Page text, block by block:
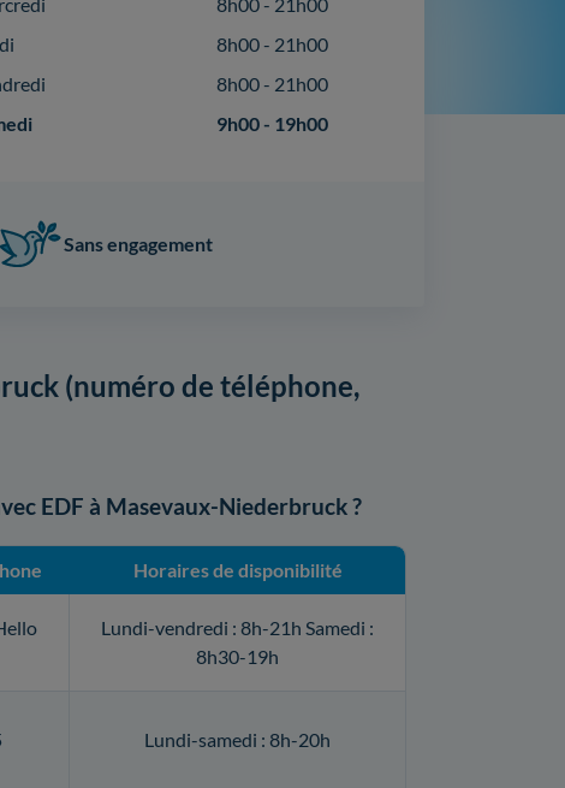
8h00 - 21h00
8h00 - 21h00
9h00 - 19h00
Sans engagement
(numéro de téléphone,
EDF à Masevaux-Niederbruck ?
Horaires de disponibilité
Lundi-vendredi : 8h-21h Samedi :
8h30-19h
Lundi-samedi : 8h-20h